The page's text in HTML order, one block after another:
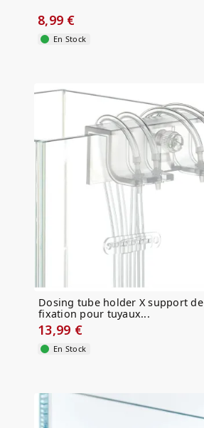
8,99 €
En Stock
Dosing tube holder X support de
fixation pour tuyaux...
13,99 €
En Stock